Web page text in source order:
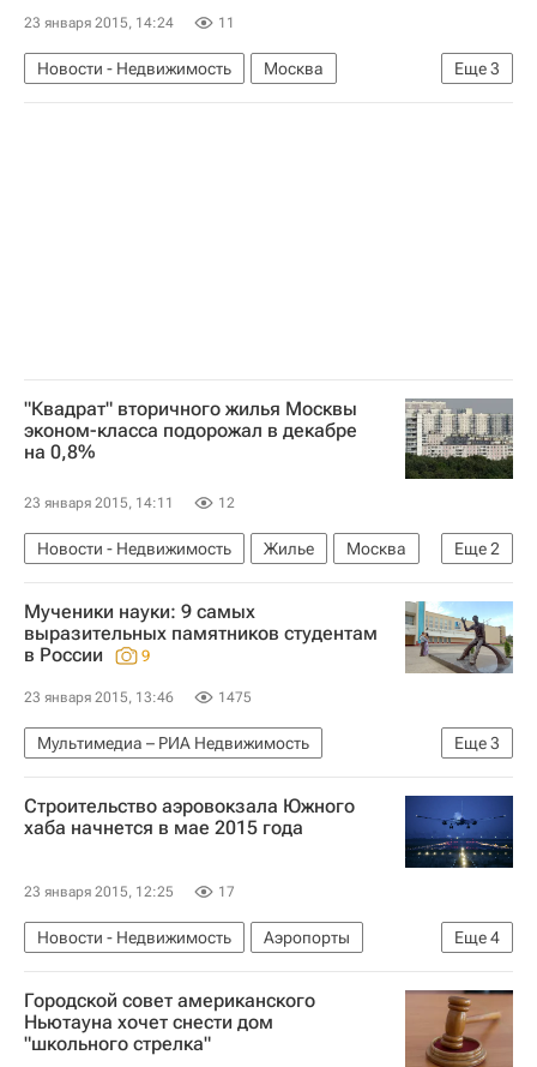
23 января 2015, 14:24 11
Еще3
Новости - Недвижимость
Москва
Благоустройство
Инфраструктура Россия
"Квадрат" вторичного жилья Москвы
эконом-класса подорожал в декабре
на 0,8%
23 января 2015, 14:11 12
Еще2
Новости - Недвижимость Жилье
Москва
Цены
Россия
Мученики науки: 9 самых
выразительных памятников студентам
в России
9
23 января 2015, 13:46 1475
Еще3
Мультимедиа – РИА Недвижимость
Мультимедиа
Памятники Россия
Строительство аэровокзала Южного
хаба начнется в мае 2015 года
23 января 2015, 12:25 17
Еще4
Новости - Недвижимость
Аэропорты
Краснодарский край
Строительство
Инфраструктура
Россия
Городской совет американского
Ньютауна хочет снести дом
"школьного стрелка"